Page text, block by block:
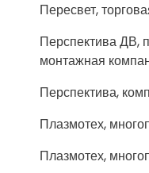
Пересвет,
Перспектива ДВ,
монтажная
Перспектива,
Плазмотех,
Плазмотех,